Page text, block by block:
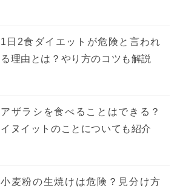
1日2食ダイエットが危険と言われ
る理由とは？やり方のコツも解説
アザラシを食べることはできる？
イヌイットのことについても紹介
小麦粉の生焼けは危険？見分け方